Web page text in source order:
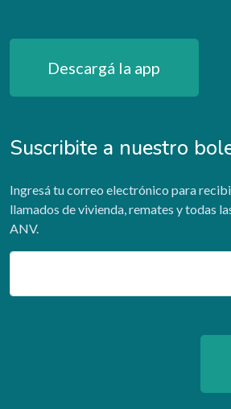
Descargá la app
Suscribite a nuestro
Ingresá tu correo electrónico para
llamados de vivienda, remates y todas
ANV.
Email